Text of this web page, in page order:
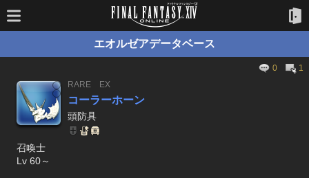
エオルゼアデータベース
0
1
RARE
EX
コーラーホーン
頭防具
召喚士
Lv 60～